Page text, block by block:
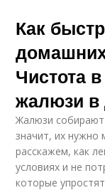
Как
Чистота
жалюзи в
Жалюзи
значит, их
расскажем, как
условиях и не
которые